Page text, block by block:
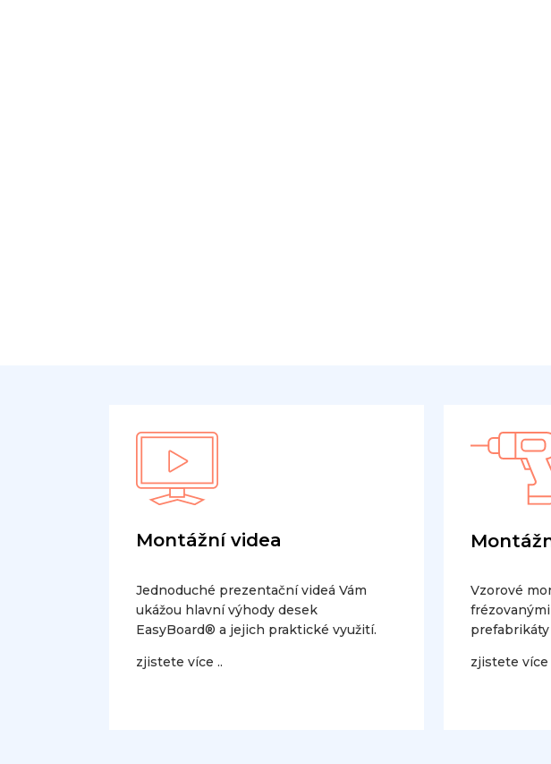
Montážní videa
Jednoduché prezentační videá Vám
ukážou hlavní výhody desek
EasyBoard® a jejich praktické využití.
zjistete více ..
Vzorové
zjistete více